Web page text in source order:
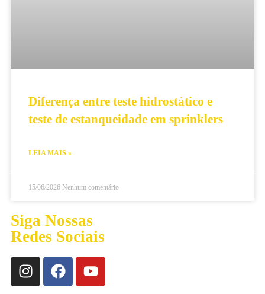
Diferença entre teste hidrostático e
teste de estanqueidade em sprinklers
LEIA MAIS »
15/06/2026 Nenhum comentário
Siga Nossas
Redes Sociais